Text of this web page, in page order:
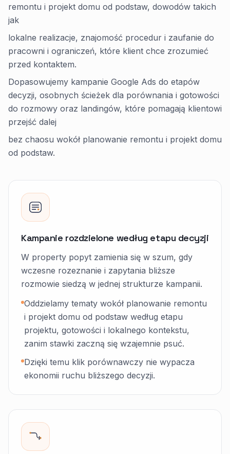
remontu i projekt domu od podstaw, dowodów takich
jak
lokalne realizacje, znajomość procedur i zaufanie do
pracowni i ograniczeń, które klient chce zrozumieć
przed kontaktem.
Dopasowujemy kampanie Google Ads do etapów
decyzji, osobnych ścieżek dla porównania i gotowości
do rozmowy oraz landingów, które pomagają klientowi
przejść dalej
bez chaosu wokół planowanie remontu i projekt domu
od podstaw.
Kampanie rozdzielone według etapu decyzji
W property popyt zamienia się w szum, gdy
wczesne rozeznanie i zapytania bliższe
rozmowie siedzą w jednej strukturze kampanii.
Oddzielamy tematy wokół planowanie remontu
i projekt domu od podstaw według etapu
projektu, gotowości i lokalnego kontekstu,
zanim stawki zaczną się wzajemnie psuć.
Dzięki temu klik porównawczy nie wypacza
ekonomii ruchu bliższego decyzji.